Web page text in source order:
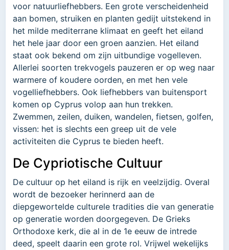
voor natuurliefhebbers. Een grote verscheidenheid
aan bomen, struiken en planten gedijt uitstekend in
het milde mediterrane klimaat en geeft het eiland
het hele jaar door een groen aanzien. Het eiland
staat ook bekend om zijn uitbundige vogelleven.
Allerlei soorten trekvogels pauzeren er op weg naar
warmere of koudere oorden, en met hen vele
vogelliefhebbers. Ook liefhebbers van buitensport
komen op Cyprus volop aan hun trekken.
Zwemmen, zeilen, duiken, wandelen, fietsen, golfen,
vissen: het is slechts een greep uit de vele
activiteiten die Cyprus te bieden heeft.
De Cypriotische Cultuur
De cultuur op het eiland is rijk en veelzijdig. Overal
wordt de bezoeker herinnerd aan de
diepgewortelde culturele tradities die van generatie
op generatie worden doorgegeven. De Grieks
Orthodoxe kerk, die al in de 1e eeuw de intrede
deed, speelt daarin een grote rol. Vrijwel wekelijks